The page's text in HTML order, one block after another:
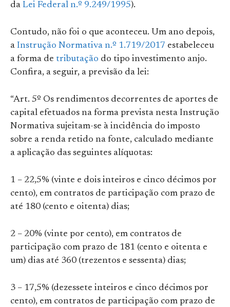
da Lei Federal n.º 9.249/1995).
Contudo, não foi o que aconteceu. Um ano depois,
a Instrução Normativa n.º 1.719/2017 estabeleceu
a forma de tributação do tipo investimento anjo.
Confira, a seguir, a previsão da lei:
“Art. 5º Os rendimentos decorrentes de aportes de
capital efetuados na forma prevista nesta Instrução
Normativa sujeitam-se à incidência do imposto
sobre a renda retido na fonte, calculado mediante
a aplicação das seguintes alíquotas:
1 – 22,5% (vinte e dois inteiros e cinco décimos por
cento), em contratos de participação com prazo de
até 180 (cento e oitenta) dias;
2 – 20% (vinte por cento), em contratos de
participação com prazo de 181 (cento e oitenta e
um) dias até 360 (trezentos e sessenta) dias;
3 – 17,5% (dezessete inteiros e cinco décimos por
cento), em contratos de participação com prazo de